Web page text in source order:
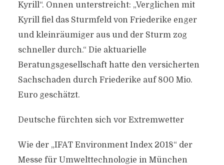
Kyrill“. Onnen unterstreicht: „Verglichen mit
Kyrill fiel das Sturmfeld von Friederike enger
und kleinräumiger aus und der Sturm zog
schneller durch.“ Die aktuarielle
Beratungsgesellschaft hatte den versicherten
Sachschaden durch Friederike auf 800 Mio.
Euro geschätzt.
Deutsche fürchten sich vor Extremwetter
Wie der „IFAT Environment Index 2018“ der
Messe für Umwelttechnologie in München